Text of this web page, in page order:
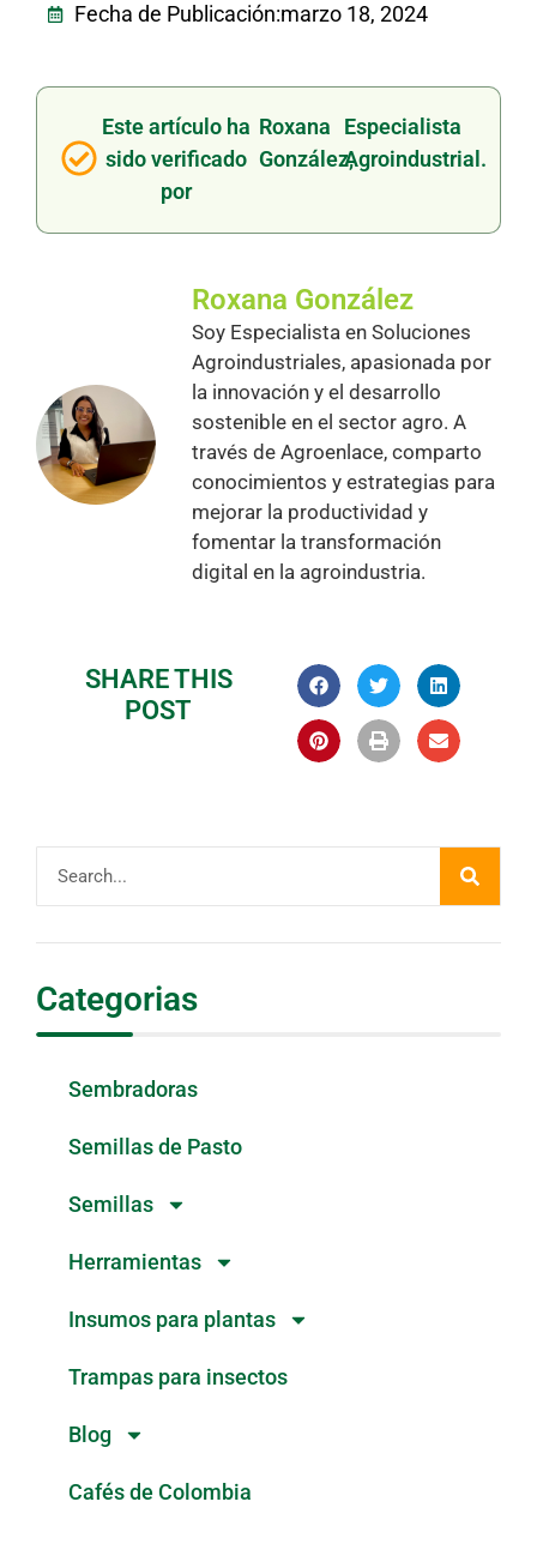
Fecha de Publicación:marzo 18, 2024
Este artículo ha
sido verificado
por
Roxana
González,
Especialista
Agroindustrial.
Roxana González
Soy Especialista en Soluciones
Agroindustriales, apasionada por
la innovación y el desarrollo
sostenible en el sector agro. A
través de Agroenlace, comparto
conocimientos y estrategias para
mejorar la productividad y
fomentar la transformación
digital en la agroindustria.
SHARE THIS
POST
Categorias
Sembradoras
Semillas de Pasto
Semillas
Herramientas
Insumos para plantas
Trampas para insectos
Blog
Cafés de Colombia